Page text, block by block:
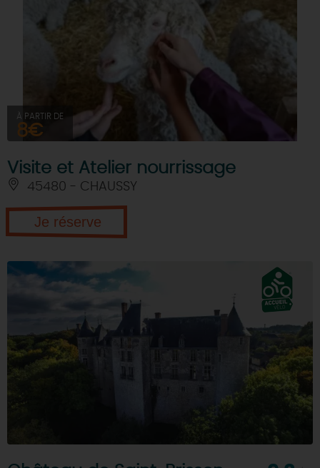
À PARTIR DE
8€
Visite et Atelier nourrissage
45480 - CHAUSSY
Je réserve